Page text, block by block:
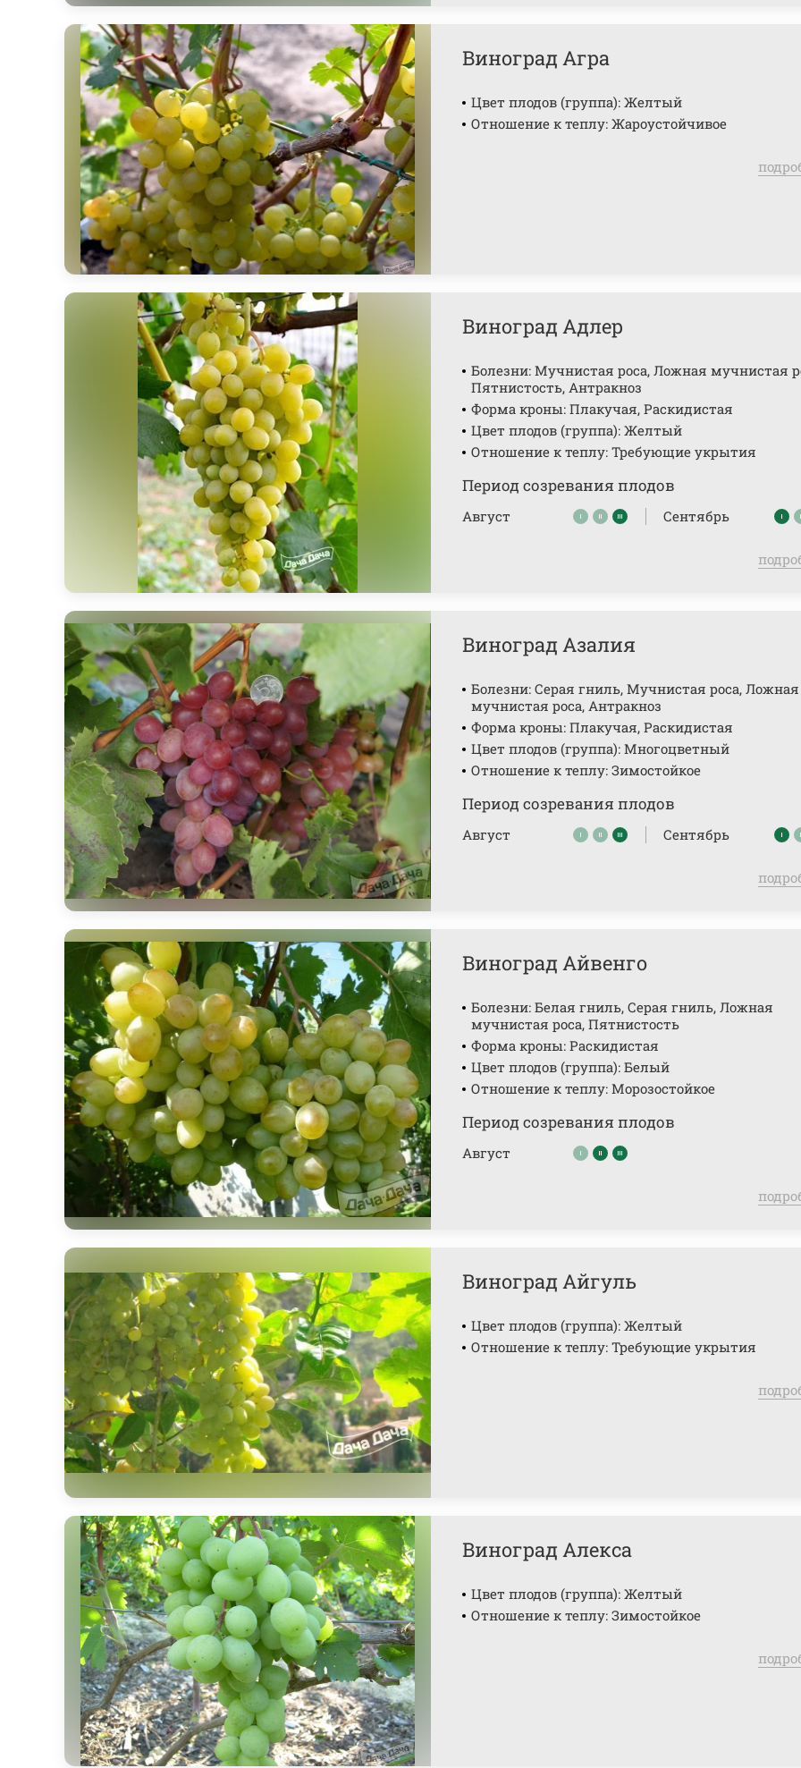
Виноград Агра
Цвет плодов (группа): Желтый
Отношение к теплу: Жароустойчивое
Виноград Адлер
Болезни: Мучнистая роса, Ложная мучнистая
Пятнистость, Антракноз
Форма кроны: Плакучая, Раскидистая
Цвет плодов (группа): Желтый
Отношение к теплу: Требующие укрытия
Период созревания плодов
Август Сентябрь
Виноград Азалия
Болезни: Серая гниль, Мучнистая роса, Ложная
мучнистая роса, Антракноз
Форма кроны: Плакучая, Раскидистая
Цвет плодов (группа): Многоцветный
Отношение к теплу: Зимостойкое
Период созревания плодов
Август Сентябрь
Виноград Айвенго
Болезни: Белая гниль, Серая гниль, Ложная
мучнистая роса, Пятнистость
Форма кроны: Раскидистая
Цвет плодов (группа): Белый
Отношение к теплу: Морозостойкое
Период созревания плодов
Август
Виноград Айгуль
Цвет плодов (группа): Желтый
Отношение к теплу: Требующие укрытия
Виноград Алекса
Цвет плодов (группа): Желтый
Отношение к теплу: Зимостойкое